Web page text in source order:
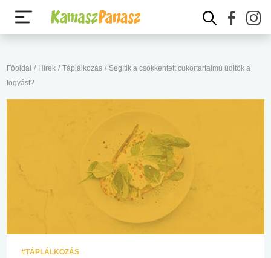
Főoldal / Hírek / Táplálkozás / Segítik a csökkentett cukortartalmú üdítők a
fogyást?
#TÁPLÁLKOZÁS